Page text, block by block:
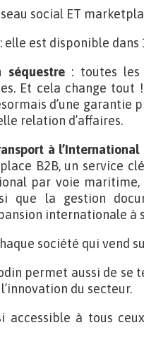
social ET
: elle est disponible dans
séquestre: toutes les
Et cela change tout
d’une garantie
relation d’affaires.
à l’International
B2B, un service
par voie
que la gestion
internationale à
société qui vend
permet aussi de se
du secteur.
accessible à tous